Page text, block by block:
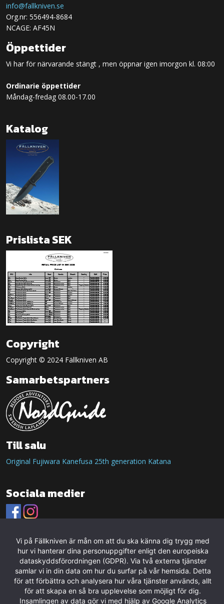
info@fallkniven.se
Org.nr: 556494-8684
NCAGE: AF45N
Öppettider
Vi har för närvarande stängt , men öppnar igen imorgon kl. 08:00
Ordinarie öppettider
Måndag-fredag 08.00-17.00
Katalog
Prislista SEK
Copyright
Copyright © 2024 Fällkniven AB
Samarbetspartners
Till salu
Original Fujiwara Kanefusa 25th generation Katana
Sociala medier
Vi på Fällkniven är mån om att du ska känna dig trygg med
hur vi hanterar dina personuppgifter enligt den europeiska
dataskyddsförordningen (GDPR). Via två externa tjänster
samlar vi in din data om hur du surfar på vår hemsida. Detta
för att förbättra och analysera hur våra tjänster används, allt
för att skapa en så bra upplevelse som möjligt för dig.
Insamlingen av data gör vi med hjälp av Google Analytics